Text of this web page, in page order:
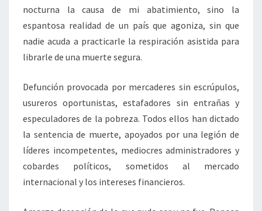
nocturna la causa de mi abatimiento, sino la
espantosa realidad de un país que agoniza, sin que
nadie acuda a practicarle la respiración asistida para
librarle de una muerte segura.
Defunción provocada por mercaderes sin escrúpulos,
usureros oportunistas, estafadores sin entrañas y
especuladores de la pobreza. Todos ellos han dictado
la sentencia de muerte, apoyados por una legión de
líderes incompetentes, mediocres administradores y
cobardes políticos, sometidos al mercado
internacional y los intereses financieros.